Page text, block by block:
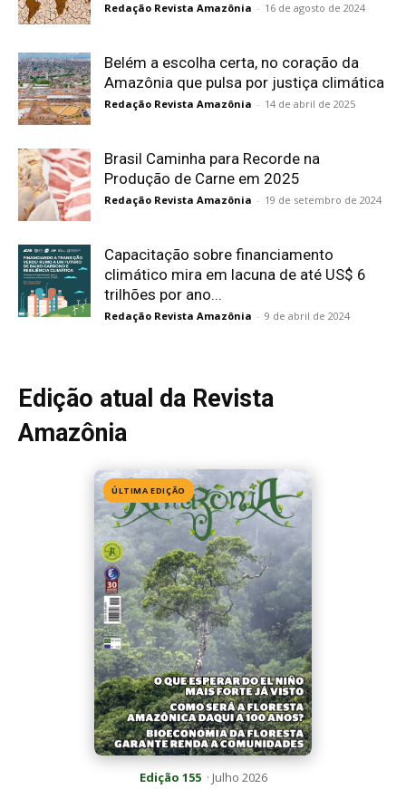
Redação Revista Amazônia - 16 de agosto de 2024
Belém a escolha certa, no coração da
Amazônia que pulsa por justiça climática
Redação Revista Amazônia - 14 de abril de 2025
Brasil Caminha para Recorde na
Produção de Carne em 2025
Redação Revista Amazônia - 19 de setembro de 2024
Capacitação sobre financiamento
climático mira em lacuna de até US$ 6
trilhões por ano...
Redação Revista Amazônia - 9 de abril de 2024
Edição atual da Revista
Amazônia
ÚLTIMA EDIÇÃO
Edição 155· Julho 2026